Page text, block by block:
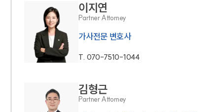
이지연
Partner Attorney
가사전문 변호사
T. 070-7510-1044
김형근
Partner Attorney